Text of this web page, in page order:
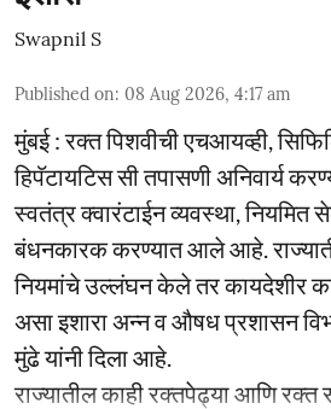
Swapnil S
Published on: 08 Aug 2026, 4:17 am
मुंबई : रक्त पिशवीची एचआयव्ही,
हिपॅटायटिस सी तपासणी अनिवार्य
स्वतंत्र क्वारंटाईन व्यवस्था,
बंधनकारक करण्यात आले आहे.
नियमांचे उल्लंघन केले तर कायदेशीर
असा इशारा अन्न व औषध प्रशासन
मुंढे यांनी दिला आहे.
राज्यातील काही रक्तपेढ्या आणि रक्त